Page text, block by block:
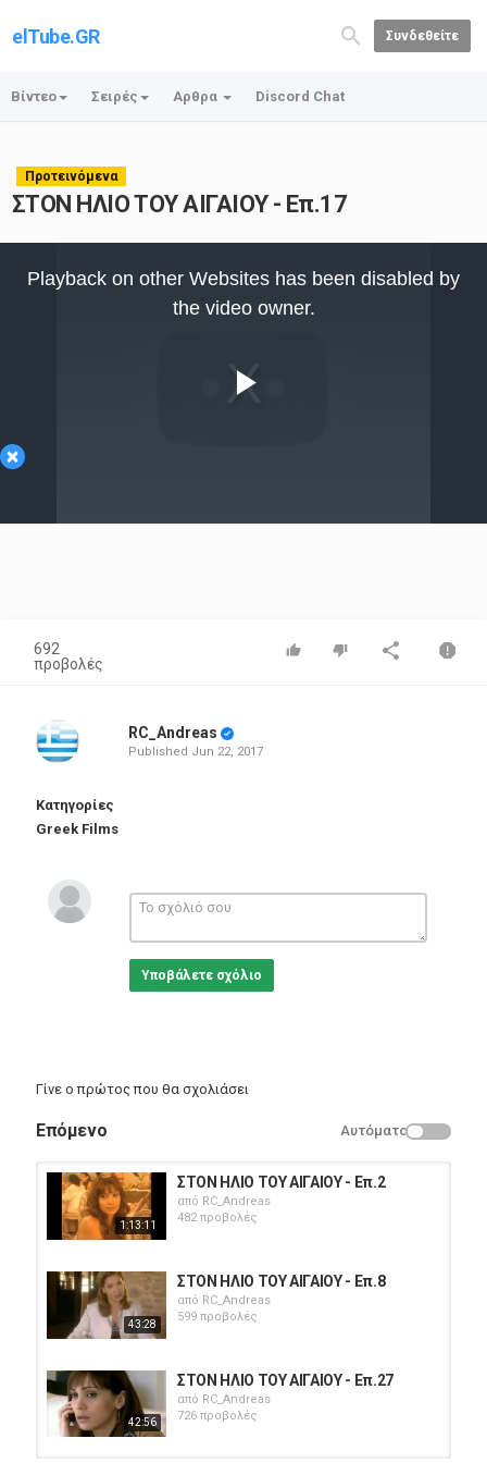
elTube.GR Συνδεθείτε
Βίντεο Σειρές Αρθρα Discord Chat
Προτεινόμενα
ΣΤΟΝ ΗΛΙΟ ΤΟΥ ΑΙΓΑΙΟΥ - Επ.17
×
Video
Playback on other Websites has been disabled by
the video owner.
692
προβολές
RC_Andreas
Published Jun 22, 2017
Κατηγορίες
Greek Films
Υποβάλετε σχόλιο
Γίνε ο πρώτος που θα σχολιάσει
Επόμενο Αυτόματο
1:13:11
ΣΤΟΝ ΗΛΙΟ ΤΟΥ ΑΙΓΑΙΟΥ - Επ.2
από RC_Andreas
482 προβολές
43:28
ΣΤΟΝ ΗΛΙΟ ΤΟΥ ΑΙΓΑΙΟΥ - Επ.8
από RC_Andreas
599 προβολές
42:56
ΣΤΟΝ ΗΛΙΟ ΤΟΥ ΑΙΓΑΙΟΥ - Επ.27
από RC_Andreas
726 προβολές